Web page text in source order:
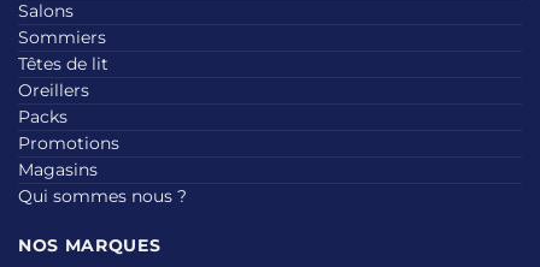
Salons
Sommiers
Têtes de lit
Oreillers
Packs
Promotions
Magasins
Qui sommes nous ?
NOS MARQUES